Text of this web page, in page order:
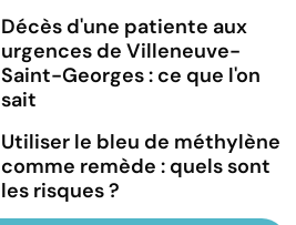
Décès d'une patiente aux
urgences de Villeneuve-
Saint-Georges : ce que l'on
sait
Utiliser le bleu de méthylène
comme remède : quels sont
les risques ?